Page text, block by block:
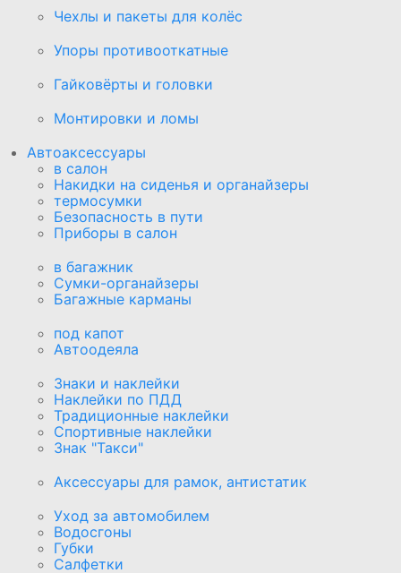
Чехлы и пакеты для колёс
Упоры противооткатные
Гайковёрты и головки
Монтировки и ломы
Автоаксессуары
в салон
Накидки на сиденья и органайзеры
термосумки
Безопасность в пути
Приборы в салон
в багажник
Сумки-органайзеры
Багажные карманы
под капот
Автоодеяла
Знаки и наклейки
Наклейки по ПДД
Традиционные наклейки
Спортивные наклейки
Знак "Такси"
Аксессуары для рамок, антистатик
Уход за автомобилем
Водосгоны
Губки
Салфетки